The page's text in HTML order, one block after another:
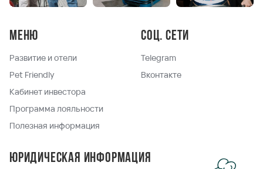
Меню
Развитие и отели
Pet Friendly
Кабинет инвестора
Программа лояльности
Полезная информация
Соц. сети
Telegram
Вконтакте
Юридическая информация